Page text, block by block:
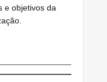
e objetivos da